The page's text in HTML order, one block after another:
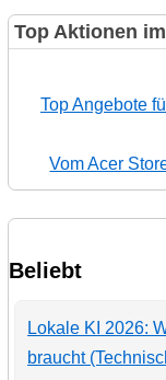
Top Aktionen
Top Angebote
Vom Acer
Beliebt
Lokale KI 2026:
braucht